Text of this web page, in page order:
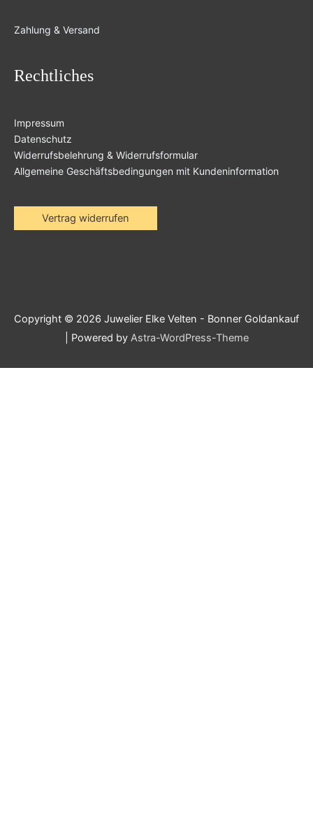
Zahlung & Versand
Rechtliches
Impressum
Datenschutz
Widerrufsbelehrung & Widerrufsformular
Allgemeine Geschäftsbedingungen mit Kundeninformation
Vertrag widerrufen
Copyright © 2026 Juwelier Elke Velten - Bonner Goldankauf
| Powered by Astra-WordPress-Theme